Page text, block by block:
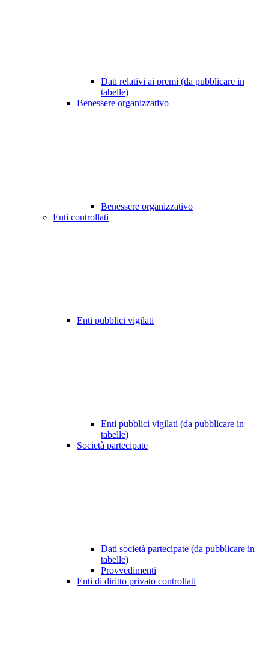
Dati relativi ai premi (da pubblicare in
tabelle)
Benessere organizzativo
Benessere organizzativo
Enti controllati
Enti pubblici vigilati
Enti pubblici vigilati (da pubblicare in
tabelle)
Società partecipate
Dati società partecipate (da pubblicare in
tabelle)
Provvedimenti
Enti di diritto privato controllati